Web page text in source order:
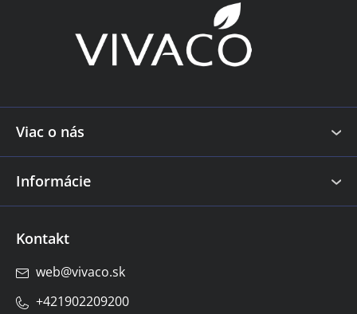
i
s
i
Viac o nás
Informácie
Kontakt
web@vivaco.sk
+421902209200